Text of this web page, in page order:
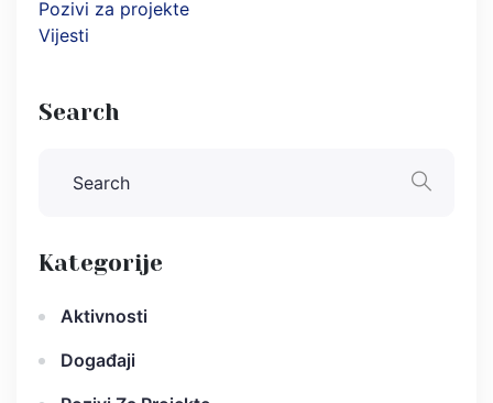
Pozivi za projekte
Vijesti
Search
Kategorije
Aktivnosti
Događaji